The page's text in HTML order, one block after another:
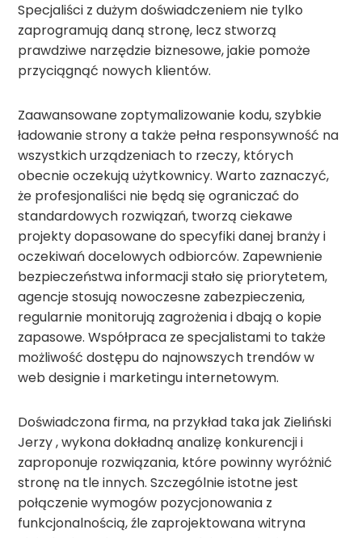
Specjaliści z dużym doświadczeniem nie tylko
zaprogramują daną stronę, lecz stworzą
prawdziwe narzędzie biznesowe, jakie pomoże
przyciągnąć nowych klientów.
Zaawansowane zoptymalizowanie kodu, szybkie
ładowanie strony a także pełna responsywność na
wszystkich urządzeniach to rzeczy, których
obecnie oczekują użytkownicy. Warto zaznaczyć,
że profesjonaliści nie będą się ograniczać do
standardowych rozwiązań, tworzą ciekawe
projekty dopasowane do specyfiki danej branży i
oczekiwań docelowych odbiorców. Zapewnienie
bezpieczeństwa informacji stało się priorytetem,
agencje stosują nowoczesne zabezpieczenia,
regularnie monitorują zagrożenia i dbają o kopie
zapasowe. Współpraca ze specjalistami to także
możliwość dostępu do najnowszych trendów w
web designie i marketingu internetowym.
Doświadczona firma, na przykład taka jak Zieliński
Jerzy , wykona dokładną analizę konkurencji i
zaproponuje rozwiązania, które powinny wyróżnić
stronę na tle innych. Szczególnie istotne jest
połączenie wymogów pozycjonowania z
funkcjonalnością, źle zaprojektowana witryna